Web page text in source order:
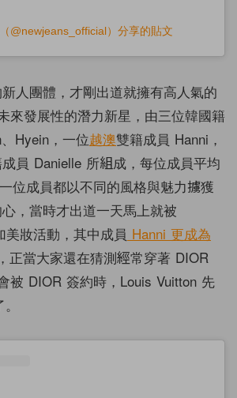
@newjeans_official）分享的貼文
人團體，才剛出道就擁有高人氣的
來發展性的潛力新星，由三位韓國籍
Hyein，一位越澳雙籍成員 Hanni，
員 Danielle 所組成，每位成員平均
位成員都以不同的風格與魅力擄獲
，當時才出道一天馬上就被
美妝活動，其中成員 Hanni 更成為
，正當大家還在猜測經常穿著 DIOR
被 DIOR 簽約時，Louis Vuitton 先